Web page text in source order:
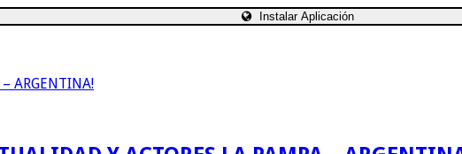
Instalar Aplicación
ARGENTINA!